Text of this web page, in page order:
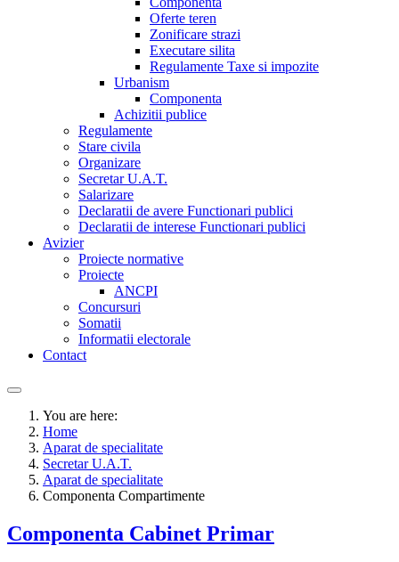
Oferte teren
Zonificare strazi
Executare silita
Regulamente Taxe si impozite
Urbanism
Componenta
Achizitii publice
Regulamente
Stare civila
Organizare
Secretar U.A.T.
Salarizare
Declaratii de avere Functionari publici
Declaratii de interese Functionari publici
Avizier
Proiecte normative
Proiecte
ANCPI
Concursuri
Somatii
Informatii electorale
Contact
You are here:
Home
Aparat de specialitate
Secretar U.A.T.
Aparat de specialitate
Componenta Compartimente
Componenta Cabinet Primar